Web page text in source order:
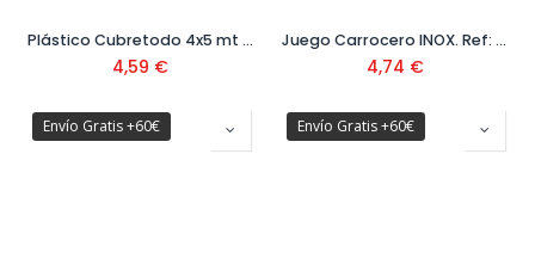
Plástico Cubretodo 4x5 mt 36 μ "Extra Fuerte" Ref. 10391043
4,59 €
Juego Carrocero INOX. Ref: 08094
4,74 €
Envío Gratis +60€ Envío Gratis +60€